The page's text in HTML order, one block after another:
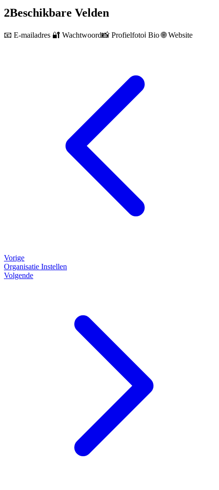
2Beschikbare Velden
📧 E-mailadres 🔐 Wachtwoord📸 Profielfotoℹ️ Bio 🌐 Website
Vorige
Organisatie Instellen
Volgende